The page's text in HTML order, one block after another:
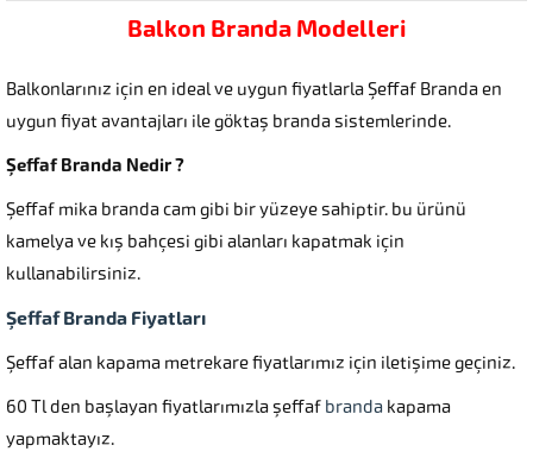
Balkon Branda Modelleri
Balkonlarınız için en ideal ve uygun fiyatlarla Şeffaf Branda en
uygun fiyat avantajları ile göktaş branda sistemlerinde.
Şeffaf Branda Nedir ?
Şeffaf mika branda cam gibi bir yüzeye sahiptir. bu ürünü
kamelya ve kış bahçesi gibi alanları kapatmak için
kullanabilirsiniz.
Şeffaf Branda Fiyatları
Şeffaf alan kapama metrekare fiyatlarımız için iletişime geçiniz.
60 Tl den başlayan fiyatlarımızla şeffaf branda kapama
yapmaktayız.